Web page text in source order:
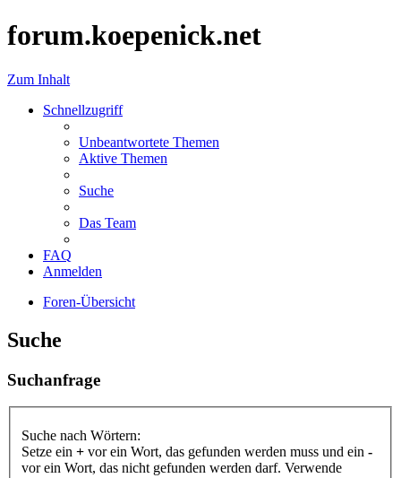
forum.koepenick.net
Zum Inhalt
Schnellzugriff
Unbeantwortete Themen
Aktive Themen
Suche
Das Team
FAQ
Anmelden
Foren-Übersicht
Suche
Suchanfrage
Suche nach Wörtern:
Setze ein + vor ein Wort, das gefunden werden muss und ein -
vor ein Wort, das nicht gefunden werden darf. Verwende